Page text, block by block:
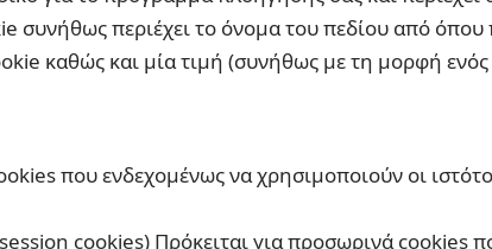
συνήθως περιέχει το όνομα του πεδίου από
καθώς και μία τιμή (συνήθως με τη μορφή
που ενδεχομένως να χρησιμοποιούν οι
cookies) Πρόκειται για προσωρινά cookies